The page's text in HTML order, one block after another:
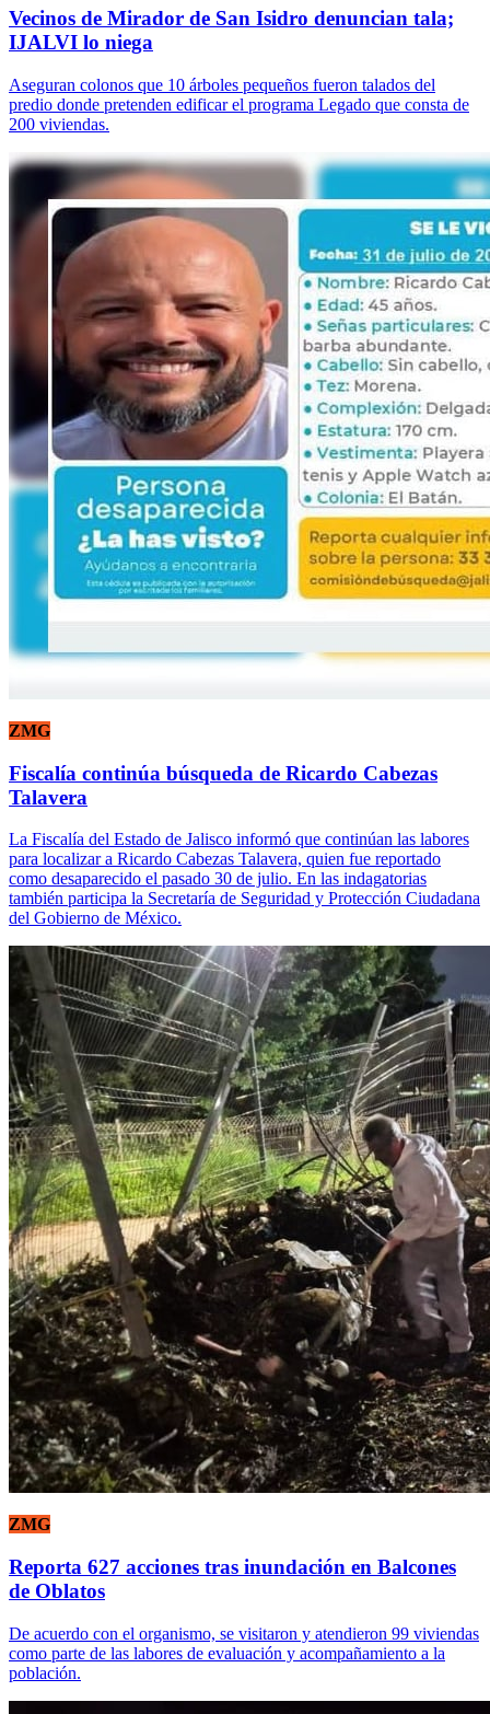
Vecinos de Mirador de San Isidro denuncian tala;
IJALVI lo niega
Aseguran colonos que 10 árboles pequeños fueron talados del
predio donde pretenden edificar el programa Legado que consta de
200 viviendas.
ZMG
Fiscalía continúa búsqueda de Ricardo Cabezas
Talavera
La Fiscalía del Estado de Jalisco informó que continúan las labores
para localizar a Ricardo Cabezas Talavera, quien fue reportado
como desaparecido el pasado 30 de julio. En las indagatorias
también participa la Secretaría de Seguridad y Protección Ciudadana
del Gobierno de México.
ZMG
Reporta 627 acciones tras inundación en Balcones
de Oblatos
De acuerdo con el organismo, se visitaron y atendieron 99 viviendas
como parte de las labores de evaluación y acompañamiento a la
población.